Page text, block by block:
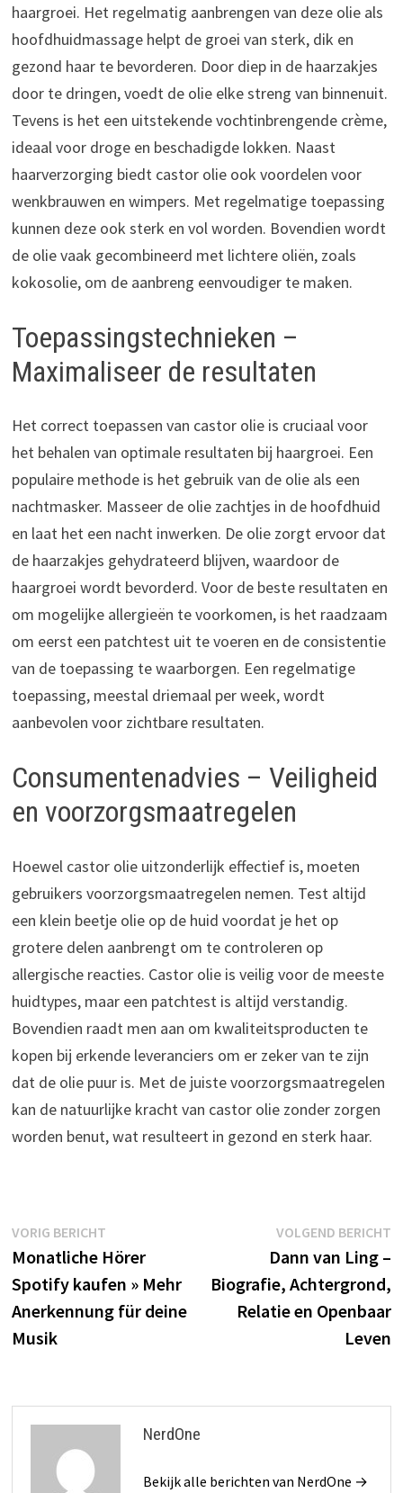
haargroei. Het regelmatig aanbrengen van deze olie als
hoofdhuidmassage helpt de groei van sterk, dik en
gezond haar te bevorderen. Door diep in de haarzakjes
door te dringen, voedt de olie elke streng van binnenuit.
Tevens is het een uitstekende vochtinbrengende crème,
ideaal voor droge en beschadigde lokken. Naast
haarverzorging biedt castor olie ook voordelen voor
wenkbrauwen en wimpers. Met regelmatige toepassing
kunnen deze ook sterk en vol worden. Bovendien wordt
de olie vaak gecombineerd met lichtere oliën, zoals
kokosolie, om de aanbreng eenvoudiger te maken.
Toepassingstechnieken –
Maximaliseer de resultaten
Het correct toepassen van castor olie is cruciaal voor
het behalen van optimale resultaten bij haargroei. Een
populaire methode is het gebruik van de olie als een
nachtmasker. Masseer de olie zachtjes in de hoofdhuid
en laat het een nacht inwerken. De olie zorgt ervoor dat
de haarzakjes gehydrateerd blijven, waardoor de
haargroei wordt bevorderd. Voor de beste resultaten en
om mogelijke allergieën te voorkomen, is het raadzaam
om eerst een patchtest uit te voeren en de consistentie
van de toepassing te waarborgen. Een regelmatige
toepassing, meestal driemaal per week, wordt
aanbevolen voor zichtbare resultaten.
Consumentenadvies – Veiligheid
en voorzorgsmaatregelen
Hoewel castor olie uitzonderlijk effectief is, moeten
gebruikers voorzorgsmaatregelen nemen. Test altijd
een klein beetje olie op de huid voordat je het op
grotere delen aanbrengt om te controleren op
allergische reacties. Castor olie is veilig voor de meeste
huidtypes, maar een patchtest is altijd verstandig.
Bovendien raadt men aan om kwaliteitsproducten te
kopen bij erkende leveranciers om er zeker van te zijn
dat de olie puur is. Met de juiste voorzorgsmaatregelen
kan de natuurlijke kracht van castor olie zonder zorgen
worden benut, wat resulteert in gezond en sterk haar.
Bericht
navigatie
VORIG BERICHTVorig
bericht:
Monatliche Hörer
Spotify kaufen » Mehr
Anerkennung für deine
Musik
VOLGEND BERICHT
Dann van Ling –
Biografie, Achtergrond,
Relatie en Openbaar
Leven
NerdOne
Bekijk alle berichten van NerdOne →